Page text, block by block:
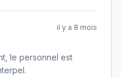
il y a 8 mois
le personnel est